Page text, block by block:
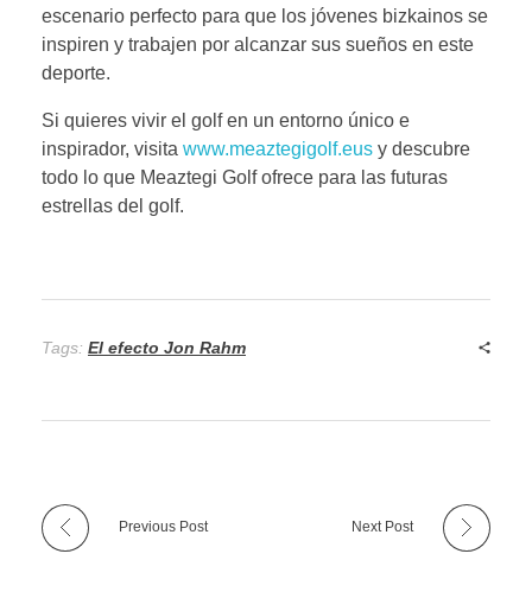
escenario perfecto para que los jóvenes bizkainos se
inspiren y trabajen por alcanzar sus sueños en este
deporte.
Si quieres vivir el golf en un entorno único e
inspirador, visita www.meaztegigolf.eus y descubre
todo lo que Meaztegi Golf ofrece para las futuras
estrellas del golf.
Tags: El efecto Jon Rahm
Previous Post Next Post